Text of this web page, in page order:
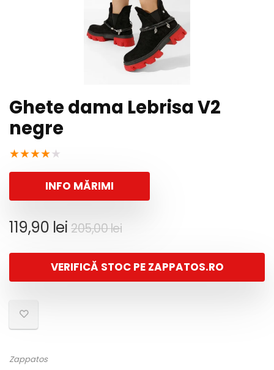
Ghete dama Lebrisa V2
negre
★★★★★
INFO MĂRIMI
205,00leiPrețul
a
fost:
119,90 lei
Prețul
este:
119,90 lei.
VERIFICĂ STOC PE ZAPPATOS.RO
Zappatos